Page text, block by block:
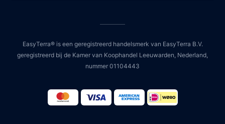
EasyTerra® is een geregistreerd handelsmerk van EasyTerra B.V.
geregistreerd bij de Kamer van Koophandel Leeuwarden, Nederland,
nummer 01104443